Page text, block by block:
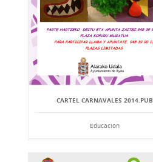
CARTEL CARNAVALES 2014.PUB
Educación